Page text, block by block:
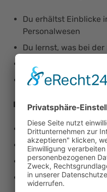
Du erhältst Einblicke
Personalwesen
Du lernst, was bei
Du übernimmst
Du unterstützt bei
Das bringst du mit:
Du hast einen
Du hast bereits
Du hast Interesse
Du hast Lust darauf